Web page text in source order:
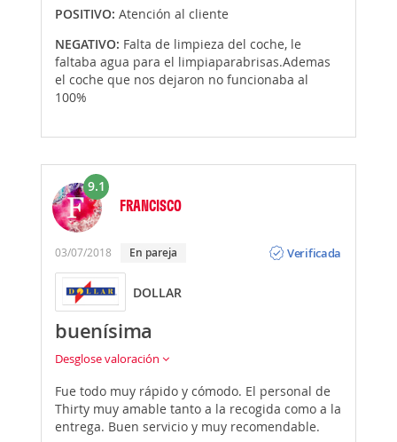
POSITIVO: Atención al cliente
NEGATIVO: Falta de limpieza del coche, le
faltaba agua para el limpiaparabrisas.Ademas
el coche que nos dejaron no funcionaba al
100%
9.1
FRANCISCO
03/07/2018 En pareja
Verificada
DOLLAR
buenísima
Desglose valoración
Fue todo muy rápido y cómodo. El personal de
Thirty muy amable tanto a la recogida como a la
entrega. Buen servicio y muy recomendable.